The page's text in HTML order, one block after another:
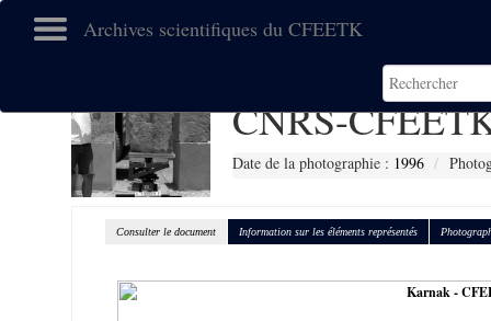
Archives scientifiques du CFEETK
CNRS-
Date de la photographie : 1996
Consulter le document Information sur les éléments représentés